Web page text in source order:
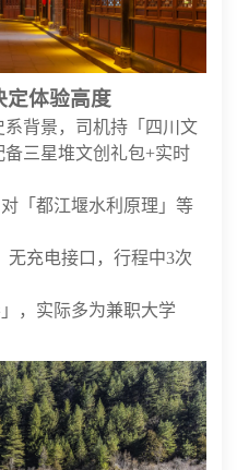
定体验高度
系背景，司机持「四川文
三星堆文创礼包+实时
「都江堰水利原理」等
无充电接口，行程中3次
，实际多为兼职大学